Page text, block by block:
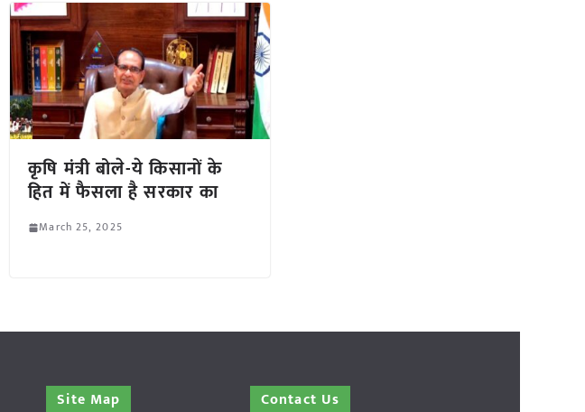
कृषि मंत्री बोले-ये किसानों के
हित में फैसला है सरकार का
March 25, 2025
Site Map Contact Us